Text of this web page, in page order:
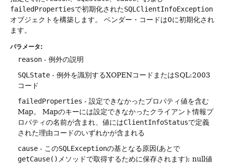
failedPropertiesで初期化されたSQLClientInfoException
オブジェクトを構築します。
ベンダー・コードは0に初期化され
ます。
パラメータ:
reason - 例外の説明
SQLState - 例外を識別するXOPENコードまたはSQL:2003
コード
failedProperties - 設定できなかったプロパティ値を含む
Map。
Mapのキーには設定できなかったクライアント情報プ
ロパティの名前が含まれ、値にはClientInfoStatusで定義
された理由コードのいずれかが含まれる
cause - このSQLExceptionの基となる原因(あとで
getCause() メソッドで取得するために保存されます); null値